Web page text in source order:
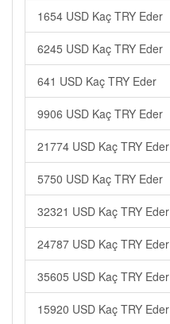
1654 USD Kaç TRY Eder
6245 USD Kaç TRY Eder
641 USD Kaç TRY Eder
9906 USD Kaç TRY Eder
21774 USD Kaç TRY Eder
5750 USD Kaç TRY Eder
32321 USD Kaç TRY Eder
24787 USD Kaç TRY Eder
35605 USD Kaç TRY Eder
15920 USD Kaç TRY Eder